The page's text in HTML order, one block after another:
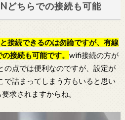
どちらでの接続も可能
接続できるのは勿論ですが、有線
接続も可能です。 wifi接続の方が
の点では便利なのですが、設定が
で詰まってしまう方もいると思い
求されますからね。